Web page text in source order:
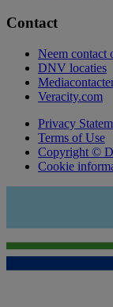
Contact
Neem contact
DNV locaties
Veracity.com
Privacy
Terms of Use
Copyright ©
Cookie